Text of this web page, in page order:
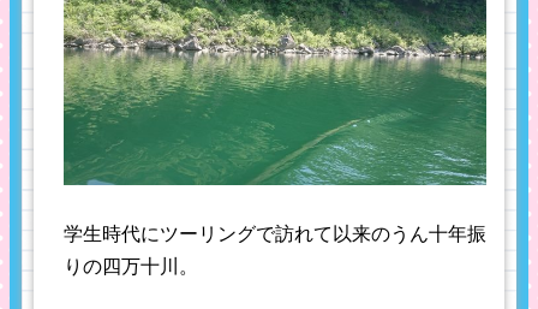
学生時代にツーリングで訪れて以来のうん十年振
りの四万十川。